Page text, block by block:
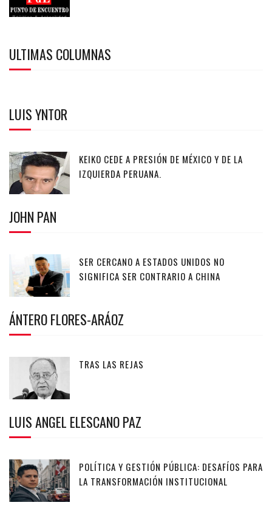
ULTIMAS COLUMNAS
LUIS YNTOR
KEIKO CEDE A PRESIÓN DE MÉXICO Y DE LA
IZQUIERDA PERUANA.
JOHN PAN
SER CERCANO A ESTADOS UNIDOS NO
SIGNIFICA SER CONTRARIO A CHINA
ÁNTERO FLORES-ARÁOZ
TRAS LAS REJAS
LUIS ANGEL ELESCANO PAZ
POLÍTICA Y GESTIÓN PÚBLICA: DESAFÍOS PARA
LA TRANSFORMACIÓN INSTITUCIONAL